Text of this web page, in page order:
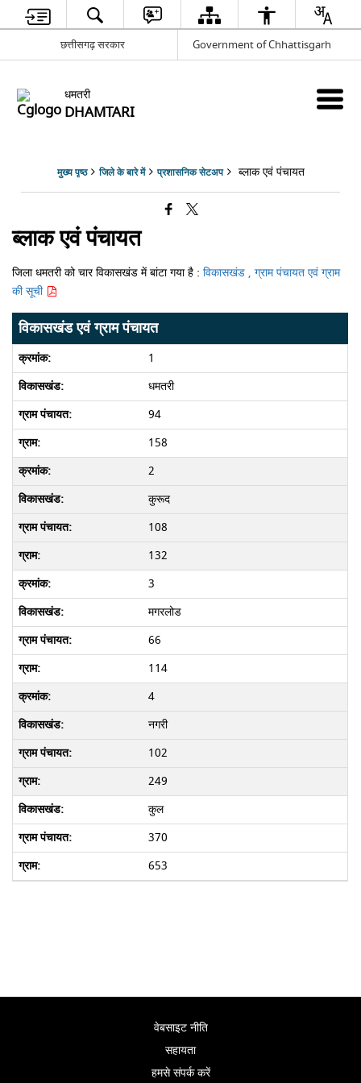
छत्तीसगढ़ सरकार Government of Chhattisgarh
धमतरी
DHAMTARI
मुख्य पृष्ठ जिले के बारे में प्रशासनिक सेटअप ब्लाक एवं पंचायत
ब्लाक एवं पंचायत
जिला धमतरी को चार विकासखंड में बांटा गया है :विकासखंड , ग्राम पंचायत एवं ग्राम
की सूची
विकासखंड एवं ग्राम पंचायत
1
धमतरी
94
158
2
कुरूद
108
132
3
मगरलोड
66
114
4
नगरी
102
249
कुल
370
653
वेबसाइट नीति
सहायता
हमसे संपर्क करें